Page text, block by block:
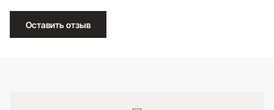
Оставить отзыв